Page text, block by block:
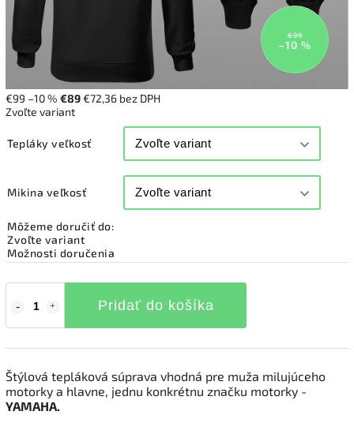
€99
–10 %
€99 –10 % €89€72,36 bez DPH
Zvoľte variant
Tepláky veľkosť
Mikina veľkosť
Môžeme doručiť do:
Zvoľte variant
Možnosti doručenia
Pridať do košíka
Štýlová tepláková súprava vhodná pre muža milujúceho
motorky a hlavne, jednu konkrétnu značku motorky -
YAMAHA.